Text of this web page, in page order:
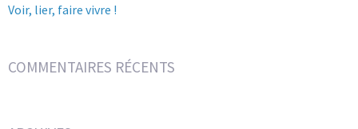
Voir, lier, faire vivre !
COMMENTAIRES RÉCENTS